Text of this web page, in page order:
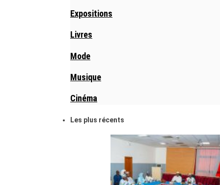
Expositions
Livres
Mode
Musique
Cinéma
Les plus récents